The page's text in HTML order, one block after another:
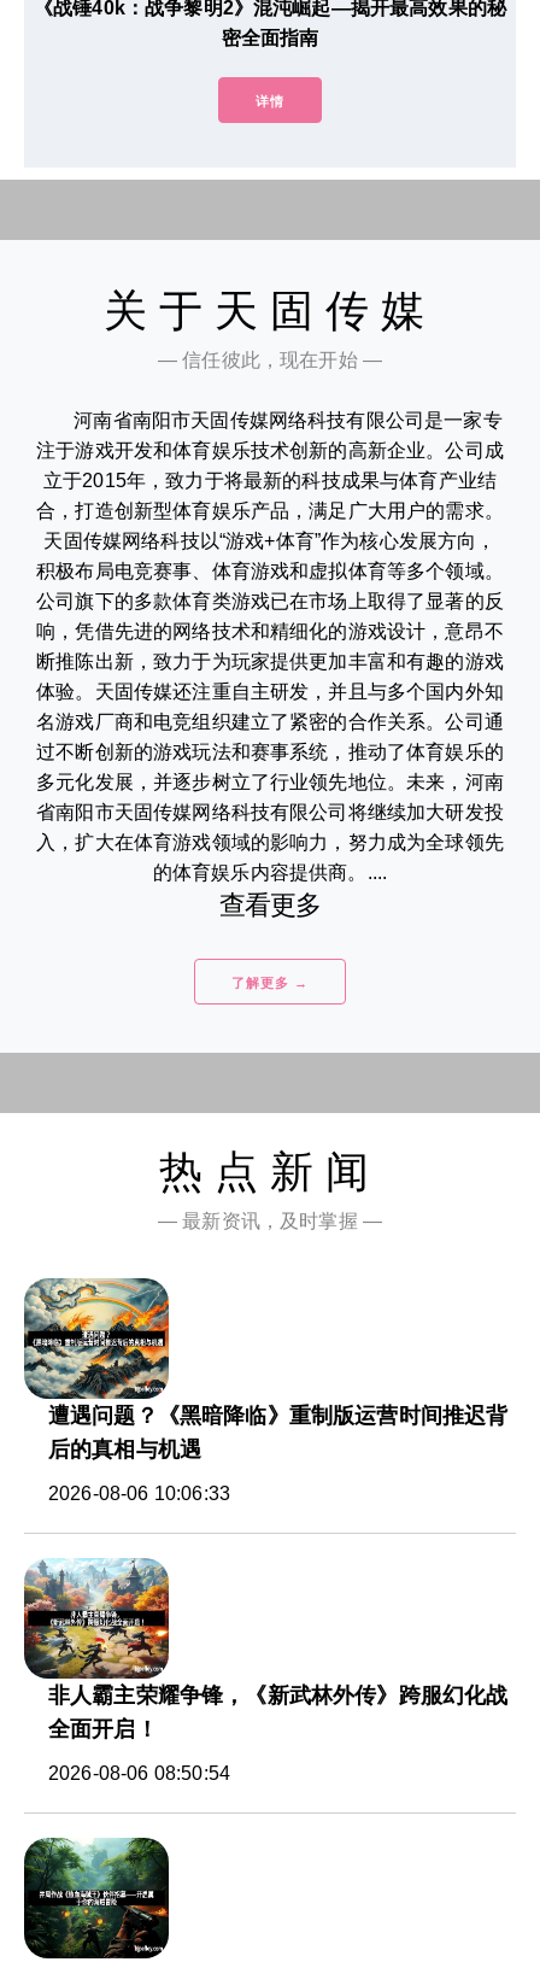
《战锤40k：战争黎明2》混沌崛起—揭开最高效果的秘
密全面指南
详情
关于天固传媒
— 信任彼此，现在开始 —
河南省南阳市天固传媒网络科技有限公司是一家专
注于游戏开发和体育娱乐技术创新的高新企业。公司成
立于2015年，致力于将最新的科技成果与体育产业结
合，打造创新型体育娱乐产品，满足广大用户的需求。
天固传媒网络科技以“游戏+体育”作为核心发展方向，
积极布局电竞赛事、体育游戏和虚拟体育等多个领域。
公司旗下的多款体育类游戏已在市场上取得了显著的反
响，凭借先进的网络技术和精细化的游戏设计，意昂不
断推陈出新，致力于为玩家提供更加丰富和有趣的游戏
体验。天固传媒还注重自主研发，并且与多个国内外知
名游戏厂商和电竞组织建立了紧密的合作关系。公司通
过不断创新的游戏玩法和赛事系统，推动了体育娱乐的
多元化发展，并逐步树立了行业领先地位。未来，河南
省南阳市天固传媒网络科技有限公司将继续加大研发投
入，扩大在体育游戏领域的影响力，努力成为全球领先
的体育娱乐内容提供商。....
查看更多
了解更多 →
热点新闻
— 最新资讯，及时掌握 —
遭遇问题？《黑暗降临》重制版运营时间推迟背
后的真相与机遇
2026-08-06 10:06:33
非人霸主荣耀争锋，《新武林外传》跨服幻化战
全面开启！
2026-08-06 08:50:54